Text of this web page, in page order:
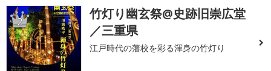
2
竹灯り幽玄祭@史跡旧崇広堂
／三重県
江戸時代の藩校を彩る渾身の竹灯り